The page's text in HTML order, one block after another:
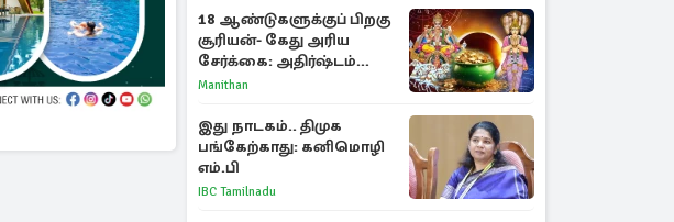
18 ஆண்டுகளுக்குப் பிறகு
சூரியன்- கேது அரிய
சேர்க்கை: அதிர்ஷ்டம்
பெறும் 3 ராசிகள்!
Manithan
இது நாடகம்.. திமுக
பங்கேற்காது: கனிமொழி
எம்.பி
IBC Tamilnadu